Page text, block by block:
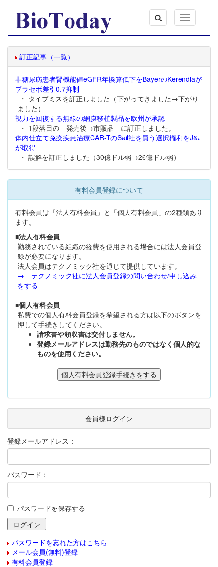
Toggle
navigation
訂正記事（一覧）
非糖尿病患者腎機能値eGFR年換算低下をBayerのKerendiaが
プラセボ差引0.7抑制
・ タイプミスを訂正しました（下がってきました→下がり
ました）
視力を回復する無線の網膜移植製品を欧州が承認
・ 1段落目の 発売後→市販品 に訂正しました。
体内仕立て免疫疾患治療CAR-TのSail社を買う選択権利をJ&J
が取得
・ 誤解を訂正しました（30億ドル弱→26億ドル弱）
有料会員登録について
有料会員は「法人有料会員」と「個人有料会員」の2種類あり
ます。
■法人有料会員
勤務されている組織の経費を使用される場合には法人会員登
録が必要になります。
法人会員はテクノミック社を通じて提供しています。
→ テクノミック社に法人会員登録の問い合わせ/申し込み
をする
■個人有料会員
私費での個人有料会員登録を希望される方は以下のボタンを
押して手続きしてください。
請求書や領収書は交付しません。
登録メールアドレスは勤務先のものではなく個人的な
ものを使用ください。
会員様ログイン
登録メールアドレス：
パスワード：
パスワードを保存する
パスワードを忘れた方はこちら
メール会員(無料)登録
有料会員登録